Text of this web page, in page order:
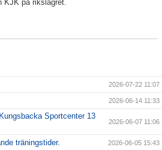
KJK på rikslägret.
2026-07-22 11:07
2026-06-14 11:33
Sportcenter 13
2026-06-07 11:06
träningstider. 2026-06-05 15:43